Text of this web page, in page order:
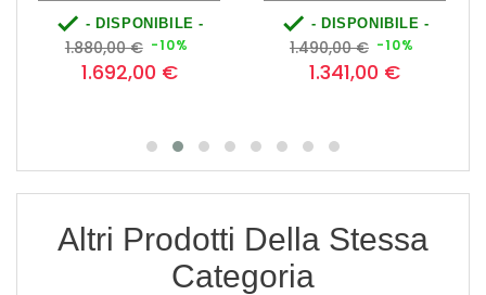
 - DISPONIBILE -
Prezzo
base
1.880,00 € -10%
1.692,00 €
 - DISPONIBILE -
Prezzo
base
1.490,00 € -10%
1.341,00 €
Altri Prodotti Della Stessa
Categoria